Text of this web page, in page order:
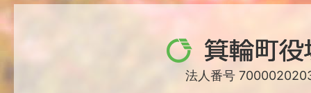
箕
輪法人番号